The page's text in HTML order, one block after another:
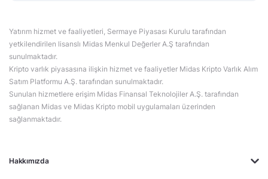
Hakkımızda
Yatırım hizmet ve faaliyetleri, Sermaye Piyasası Kurulu tarafından
yetkilendirilen lisanslı Midas Menkul Değerler A.Ş tarafından
sunulmaktadır.
Kripto varlık piyasasına ilişkin hizmet ve faaliyetler Midas Kripto Varlık Alım
Satım Platformu A.Ş. tarafından sunulmaktadır.
Sunulan hizmetlere erişim Midas Finansal Teknolojiler A.Ş. tarafından
sağlanan Midas ve Midas Kripto mobil uygulamaları üzerinden
sağlanmaktadır.